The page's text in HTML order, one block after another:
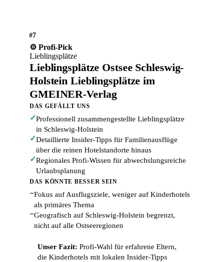
#7
⚙️ Profi-Pick
Lieblingsplätze
Lieblingsplätze Ostsee Schleswig-
Holstein Lieblingsplätze im
GMEINER-Verlag
DAS GEFÄLLT UNS
✓Professionell zusammengestellte Lieblingsplätze
in Schleswig-Holstein
✓Detaillierte Insider-Tipps für Familienausflüge
über die reinen Hotelstandorte hinaus
✓Regionales Profi-Wissen für abwechslungsreiche
Urlaubsplanung
DAS KÖNNTE BESSER SEIN
−Fokus auf Ausflugsziele, weniger auf Kinderhotels
als primäres Thema
−Geografisch auf Schleswig-Holstein begrenzt,
nicht auf alle Ostseeregionen
Unser Fazit: Profi-Wahl für erfahrene Eltern,
die Kinderhotels mit lokalen Insider-Tipps